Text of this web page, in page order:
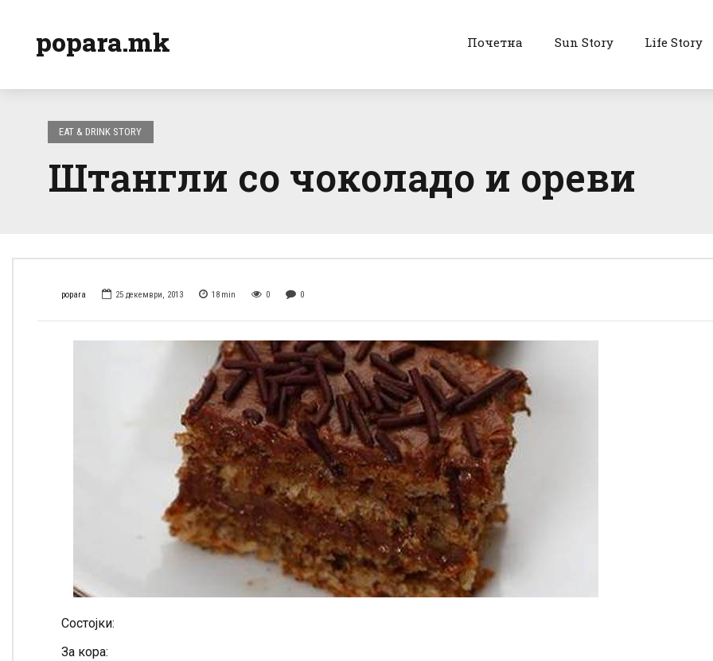
popara.mk Почетна Sun Story Life Story
EAT & DRINK STORY
Штангли со чоколадо и ореви
popara 25 декември, 2013 18 min 0 0
Состојки:
За кора: